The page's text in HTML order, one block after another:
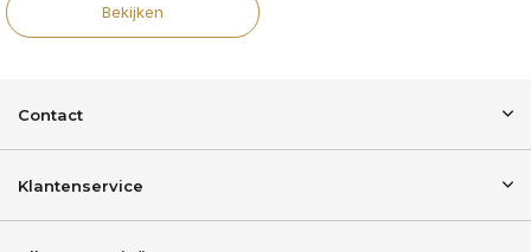
Bekijken
Contact
Klantenservice